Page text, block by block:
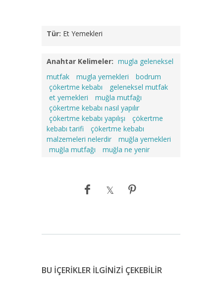
Tür: Et Yemekleri
Anahtar Kelimeler: mugla geleneksel
mutfak
mugla yemekleri
bodrum
çökertme kebabı
geleneksel mutfak
et yemekleri
muğla mutfağı
çökertme kebabı nasıl yapılır
çökertme kebabı yapılışı
çökertme
kebabı tarifi
çökertme kebabı
malzemeleri nelerdir
muğla yemekleri
muğla mutfağı
muğla ne yenir
BU İÇERİKLER İLGİNİZİ ÇEKEBİLİR